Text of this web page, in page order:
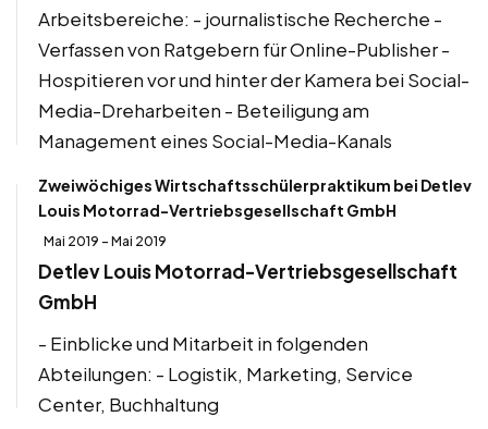
Arbeitsbereiche: - journalistische Recherche -
Verfassen von Ratgebern für Online-Publisher -
Hospitieren vor und hinter der Kamera bei Social-
Media-Dreharbeiten - Beteiligung am
Management eines Social-Media-Kanals
Zweiwöchiges Wirtschaftsschülerpraktikum bei Detlev
Louis Motorrad-Vertriebsgesellschaft GmbH
Mai 2019 - Mai 2019
Detlev Louis Motorrad-Vertriebsgesellschaft
GmbH
- Einblicke und Mitarbeit in folgenden
Abteilungen: - Logistik, Marketing, Service
Center, Buchhaltung